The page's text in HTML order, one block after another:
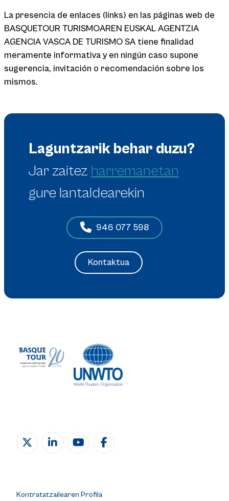
La presencia de enlaces (links) en las páginas web de
BASQUETOUR TURISMOAREN EUSKAL AGENTZIA
AGENCIA VASCA DE TURISMO SA tiene finalidad
meramente informativa y en ningún caso supone
sugerencia, invitación o recomendación sobre los
mismos.
Laguntzarik behar duzu?
Jar zaitez harremanetan
gure lantaldearekin
946 077 598
Kontaktua
Kontratatzailearen Profila